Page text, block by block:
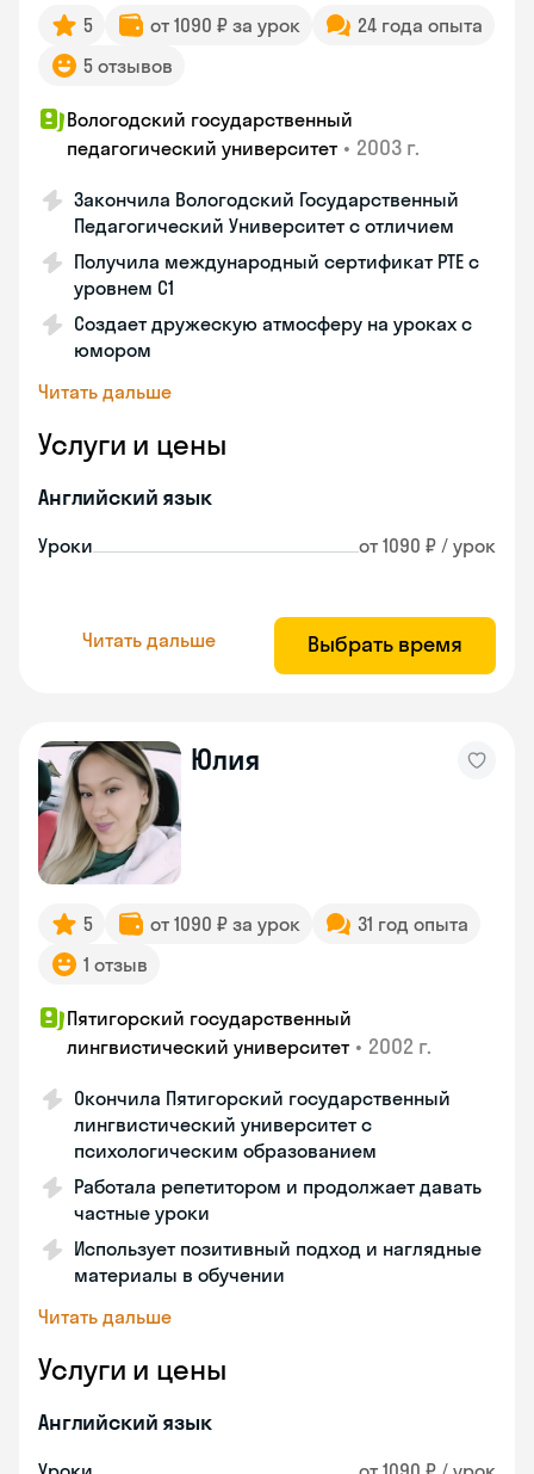
5 от 1090 ₽ за урок
24 года опыта
5 отзывов
Вологодский государственный
педагогический университет • 2003 г.
Закончила Вологодский Государственный
Педагогический Университет с отличием
Получила международный сертификат PTE с
уровнем C1
Создает дружескую атмосферу на уроках с
юмором
Читать дальше
Услуги и цены
Английский язык
Уроки от 1090 ₽ / урок
Читать дальше Выбрать время
Юлия
5 от 1090 ₽ за урок
31 год опыта
1 отзыв
Пятигорский государственный
лингвистический университет • 2002 г.
Окончила Пятигорский государственный
лингвистический университет с
психологическим образованием
Работала репетитором и продолжает давать
частные уроки
Использует позитивный подход и наглядные
материалы в обучении
Читать дальше
Услуги и цены
Английский язык